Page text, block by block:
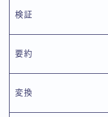
検証
要約
変換